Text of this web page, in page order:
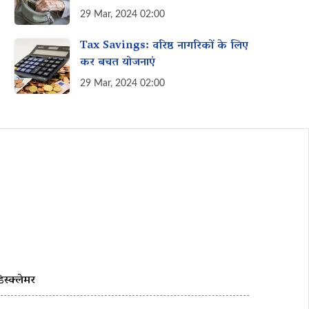
विकल्प
29 Mar, 2024 02:00
Tax Savings: वरिष्ठ नागरिकों के लिए
कर बचत योजनाएं
29 Mar, 2024 02:00